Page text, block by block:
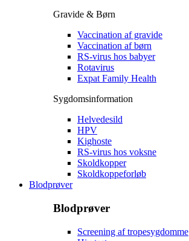
Gravide & Børn
Vaccination af gravide
Vaccination af børn
RS-virus hos babyer
Rotavirus
Expat Family Health
Sygdomsinformation
Helvedesild
HPV
Kighoste
RS-virus hos voksne
Skoldkopper
Skoldkoppeforløb
Blodprøver
Blodprøver
Screening af tropesygdomme